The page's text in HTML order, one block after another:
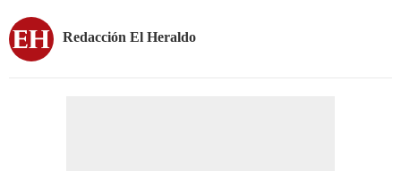
Redacción El Heraldo